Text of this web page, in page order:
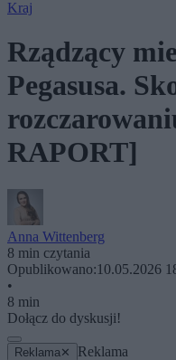
Kraj
Rządzący
Pegasusa.
RAPORT]
Anna Wittenberg
8 min czytania
Opublikowano:10.05.2026
•
8 min
Dołącz do dyskusji!
Reklama ✕ Reklama